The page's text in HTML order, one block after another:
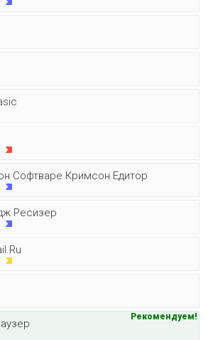
Софтваре Кримсон Едитор
Ресизер
Рекомендуем!